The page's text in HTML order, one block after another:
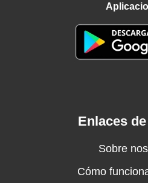
Enlaces
Sobre
Cómo